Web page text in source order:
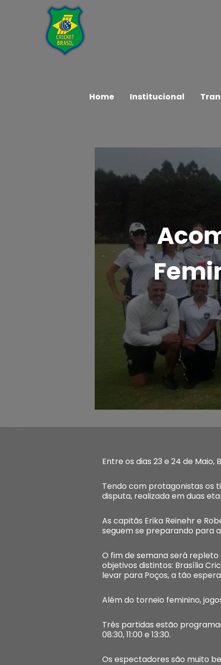
Home Institucional
Entre os dias 23 e 24 de
Tendo com protagonistas os
disputa, realizada em duas
As capitãs Erika Reinehr e
seguem se preparando para
O fim de semana será
objetivos distintos: Brasília
levar para Poços, a tão
Além do torneio feminino,
Três partidas estão
08:30, 11:00 e 13:30.
Os espectadores são muito